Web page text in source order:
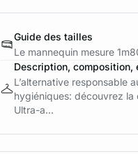
Guide des tailles
Le mannequin mesure
Description, composition,
L’alternative responsable
hygiéniques: découvrez la
Ultra-a...